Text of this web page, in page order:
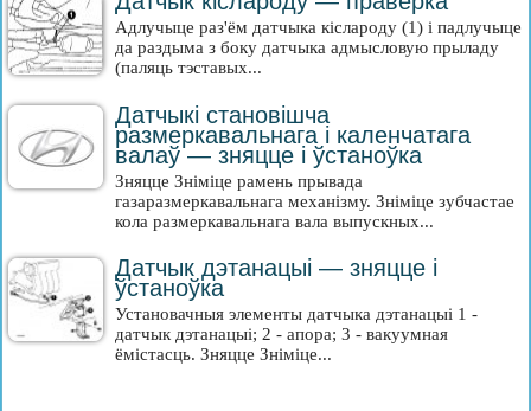
Адлучыце раз'ём датчыка кіслароду (1) і падлучыце
да раздыма з боку датчыка адмысловую прыладу
(паляць тэставых...
Датчыкі становішча
размеркавальнага і каленчатага
валаў — зняцце і ўстаноўка
Зняцце Зніміце рамень прывада
газаразмеркавальнага механізму. Зніміце зубчастае
кола размеркавальнага вала выпускных...
Датчык дэтанацыі — зняцце і
ўстаноўка
Установачныя элементы датчыка дэтанацыі 1 -
датчык дэтанацыі; 2 - апора; 3 - вакуумная
ёмістасць. Зняцце Зніміце...